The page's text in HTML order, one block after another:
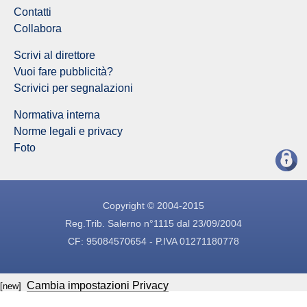
Contatti
Collabora
Scrivi al direttore
Vuoi fare pubblicità?
Scrivici per segnalazioni
Normativa interna
Norme legali e privacy
Foto
Copyright © 2004-2015
Reg.Trib. Salerno n°1115 dal 23/09/2004
CF: 95084570654 - P.IVA 01271180778
[new] Cambia impostazioni Privacy